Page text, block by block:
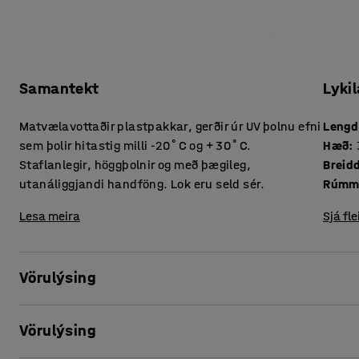
Samantekt
Matvælavottaðir plastpakkar, gerðir úr UV þolnu efni
sem þolir hitastig milli -20˚C og + 30˚C.
Staflanlegir, höggþolnir og með þægileg,
utanáliggjandi handföng. Lok eru seld sér.
Lesa meira
Lengd
Hæð:
Breidd
Sjá
Vörulýsing
konar nota og fyrir ólíkar aðstæður. Bakkarnir eru gerðir úr
Vörulýsing